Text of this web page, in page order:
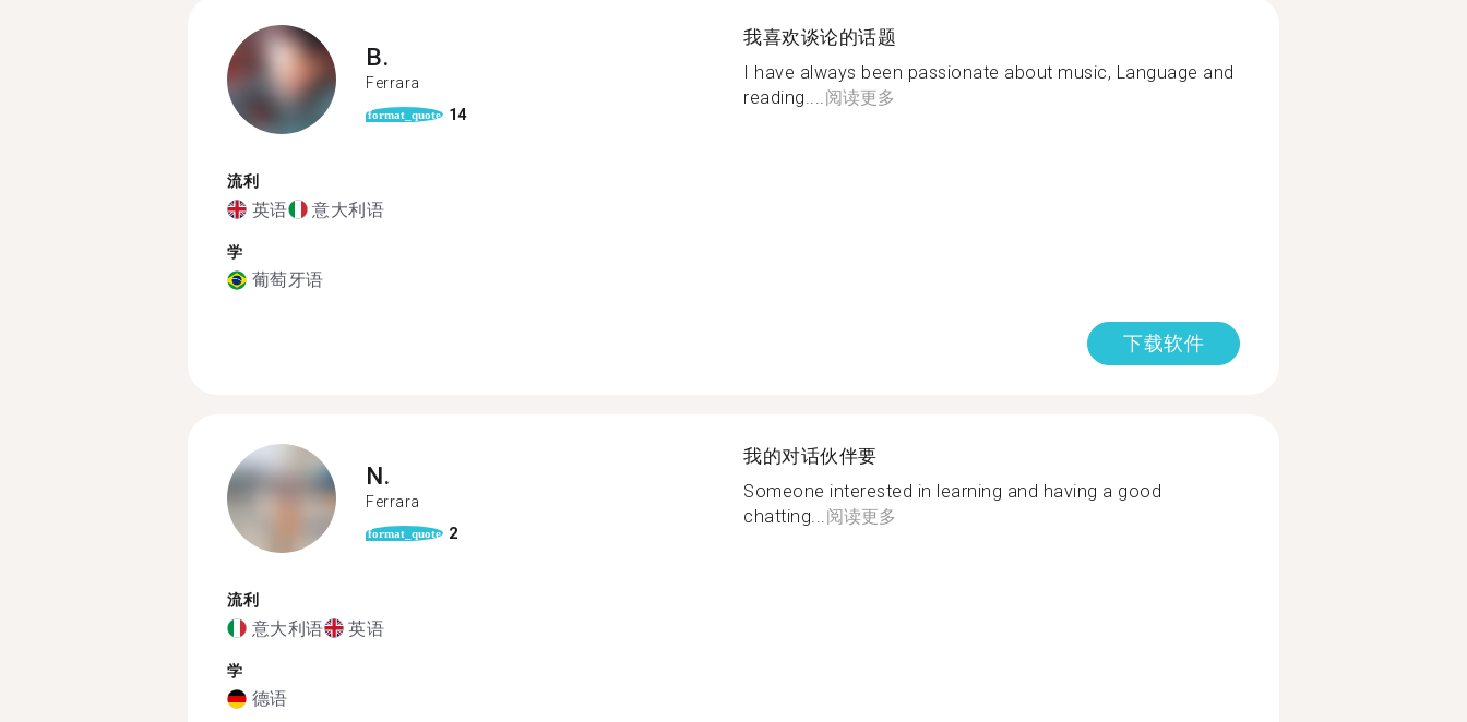
B.
Ferrara
format_quote 14
流利
英语 意大利语
学
葡萄牙语
我喜欢谈论的话题
I have always been passionate about music, Language and
reading....阅读更多
下载软件
N.
Ferrara
format_quote 2
流利
意大利语 英语
学
德语
我的对话伙伴要
Someone interested in learning and having a good
chatting...阅读更多